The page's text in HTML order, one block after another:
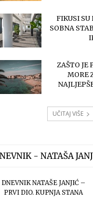
FIKUSI SU
SOBNA
ZAŠTO JE
MORE
UČITAJ VIŠE
- NATAŠA
DNEVNIK NATAŠE JANJIĆ –
PRVI DIO. KUPNJA STANA